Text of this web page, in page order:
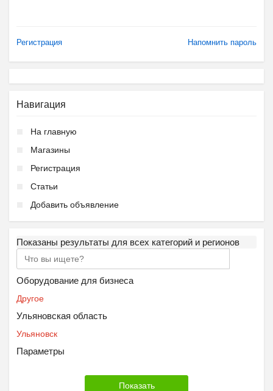
Регистрация Напомнить пароль
Навигация
На главную
Магазины
Регистрация
Статьи
Добавить объявление
Показаны результаты для всех категорий и регионов
Оборудование для бизнеса
Другое
Ульяновская область
Ульяновск
Параметры